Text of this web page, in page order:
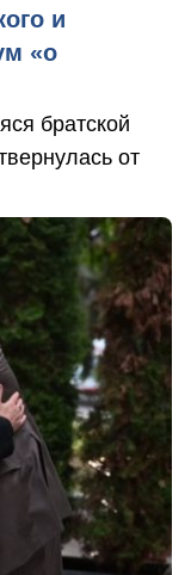
и
«о
братской
от